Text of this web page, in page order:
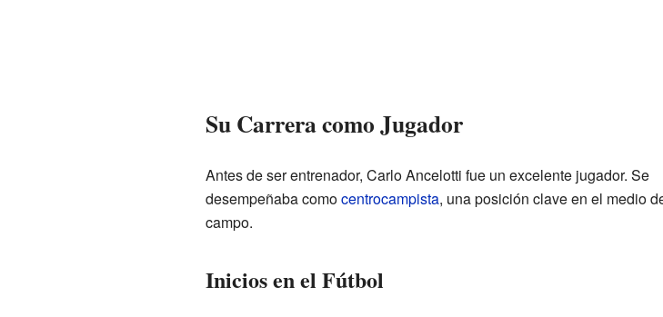
Su Carrera como Jugador
Antes de ser entrenador, Carlo Ancelotti fue un excelente jugador. Se
desempeñaba comocentrocampista, una posición clave en el medio
campo.
Inicios en el Fútbol